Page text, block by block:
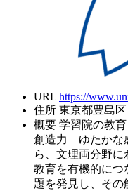
URL https://
住所 東京都豊島区
概要 学習院の教
創造力 ゆたかな
ら、文理両分野
教育を有機的につ
題を発見し、その